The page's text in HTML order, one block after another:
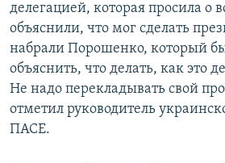
делегацией, которая просила о
объяснили, что мог сделать
набрали Порошенко, который
объяснить, что делать, как это
Не надо перекладывать свой
отметил руководитель
ПАСЕ.